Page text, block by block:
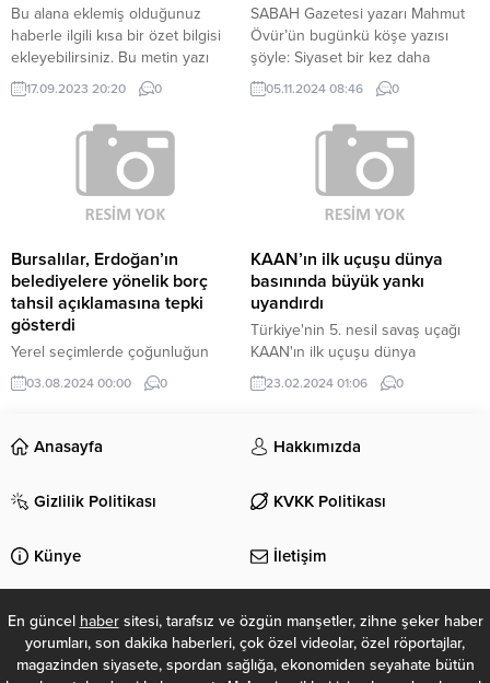
Bu alana eklemiş olduğunuz
haberle ilgili kısa bir özet bilgisi
ekleyebilirsiniz. Bu metin yazı
düzenleme sayfasında “Özet”
bölümünden eklenebilir. Özet
eklenmişse başlık altında kalın
olarak bu şekilde gösterilir,
eklenmemişse bu alan boş kalır.
17.09.2023 20:20 0
SABAH Gazetesi yazarı Mahmut
Övür’ün bugünkü köşe yazısı
şöyle: Siyaset bir kez daha
“kayyum”meselesiyle çalkalanıyor.
BaştaCHP olmak üzere
muhalefetcenahı da sanki büyük
bir fırsat yakalamışgibi bu mesele
üzerinden demokrasihavarisi
kesilerek yeri göğü inletiyor.Oysa
bu sonuç hiç şaşırtıcı değil.
bekliyordu. Çünküadamlar bu
sonuca göre belediye
başkanlarınıbelirledi. Bunu...
05.11.2024 08:46 0
Bursalılar, Erdoğan’ın
belediyelere yönelik borç
tahsil açıklamasına tepki
gösterdi
Yerel seçimlerde çoğunluğun
CHP’ye geçmesinin ardından
Cumhurbaşkanı ve AKP Genel
yönelik Sosyal Güvenlik Kurumu
(SGK) ile vergi borçlarının hemen
yurttaşlar tepki gösterdi. 20 yıldır
SGK ve vergi borcunun olduğu
Bursa Büyükşehir Belediyesi’nin
borcuna ilişkin kentte yaşayanlar
ANKA'ya görüşlerini...
03.08.2024 00:00 0
KAAN’ın ilk uçuşu dünya
basınında büyük yankı
uyandırdı
Türkiye'nin 5. nesil savaş uçağı
KAAN'ın ilk uçuşu dünya
basınında geniş yer buldu.
23.02.2024 01:06 0
Anasayfa Hakkımızda
Gizlilik Politikası KVKK Politikası
Künye İletişim
En güncel habersitesi, tarafsız ve özgün manşetler, zihne şeker haber
yorumları, son dakika haberleri, çok özel videolar, özel röportajlar,
magazinden siyasete, spordan sağlığa, ekonomiden seyahate bütün